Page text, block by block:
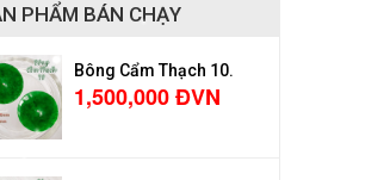
PHẨM BÁN CHẠY
Bông Cẩm Thạch 10.
1,500,000 ĐVN